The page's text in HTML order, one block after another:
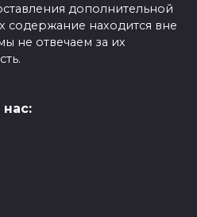
дополнительной
содержание находится вне
не отвечаем за их